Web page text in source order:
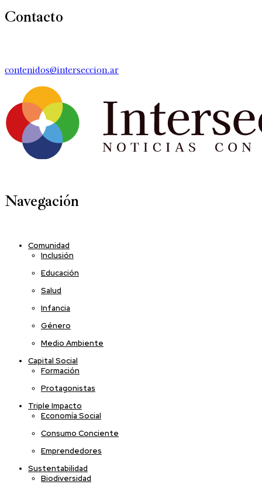
Contacto
contenidos@interseccion.ar
Navegación
Comunidad
Inclusión
Educación
Salud
Infancia
Género
Medio Ambiente
Capital Social
Formación
Protagonistas
Triple Impacto
Economía Social
Consumo Conciente
Emprendedores
Sustentabilidad
Biodiversidad